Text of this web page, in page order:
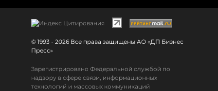
© 1993 - 2026 Все права защищены АО «ДП Бизнес
Пресс»
Зарегистрировано Федеральной службой по
надзору в сфере связи, информационных
технологий и массовых коммуникаций